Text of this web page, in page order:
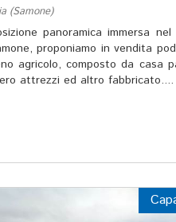
(Samone)
panoramica immersa
proponiamo in vendita
agricolo, composto da casa
attrezzi ed altro fabbricato....